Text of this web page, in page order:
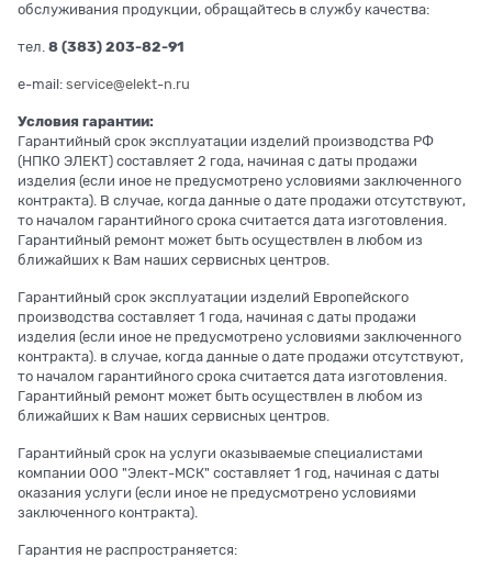
обслуживания продукции, обращайтесь в службу качества:
тел. 8 (383) 203-82-91
e-mail: service@elekt-n.ru
Условия гарантии:
Гарантийный срок эксплуатации изделий производства РФ
(НПКО ЭЛЕКТ) составляет 2 года, начиная с даты продажи
изделия (если иное не предусмотрено условиями заключенного
контракта). В случае, когда данные о дате продажи отсутствуют,
то началом гарантийного срока считается дата изготовления.
Гарантийный ремонт может быть осуществлен в любом из
ближайших к Вам наших сервисных центров.
Гарантийный срок эксплуатации изделий Европейского
производства составляет 1 года, начиная с даты продажи
изделия (если иное не предусмотрено условиями заключенного
контракта). в случае, когда данные о дате продажи отсутствуют,
то началом гарантийного срока считается дата изготовления.
Гарантийный ремонт может быть осуществлен в любом из
ближайших к Вам наших сервисных центров.
Гарантийный срок на услуги оказываемые специалистами
компании ООО "Элект-МСК" составляет 1 год, начиная с даты
оказания услуги (если иное не предусмотрено условиями
заключенного контракта).
Гарантия не распространяется: